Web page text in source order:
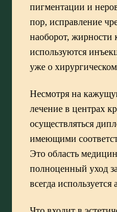
пигментации и
пор, исправление
наоборот,
используются
уже о
Несмотря на
лечение в центрах
осуществляться
имеющими
Это область
полноценный уход
всегда